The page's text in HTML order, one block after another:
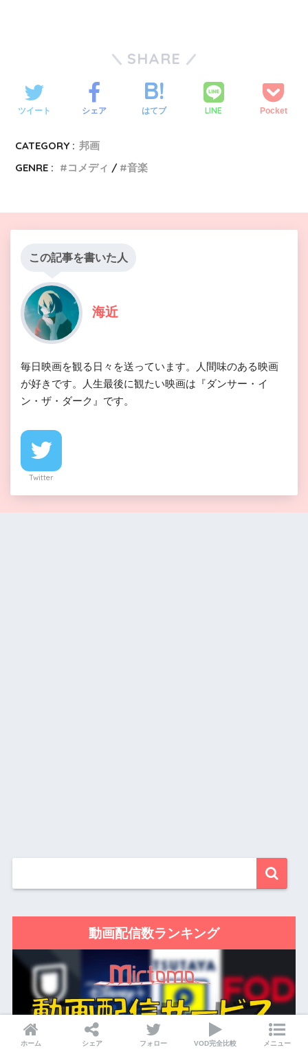
SHARE
ツイート シェア はてブ LINE Pocket
CATEGORY : 邦画
GENRE :
コメディ 音楽
この記事を書いた人
海近
毎日映画を観る日々を送っています。人間味のある映画
が好きです。人生最後に観たい映画は『ダンサー・イ
ン・ザ・ダーク』です。
Twitter
動画配信数ランキング
ホーム シェア フォロー VOD完全比較 メニュー